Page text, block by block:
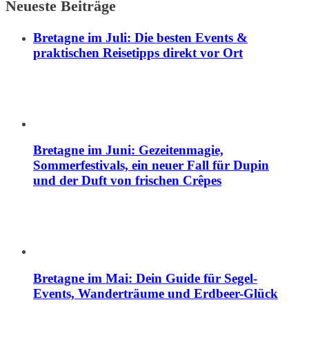
Neueste Beiträge
Bretagne im Juli: Die besten Events &
praktischen Reisetipps direkt vor Ort
Bretagne im Juni: Gezeitenmagie,
Sommerfestivals, ein neuer Fall für Dupin
und der Duft von frischen Crêpes
Bretagne im Mai: Dein Guide für Segel-
Events, Wanderträume und Erdbeer-Glück